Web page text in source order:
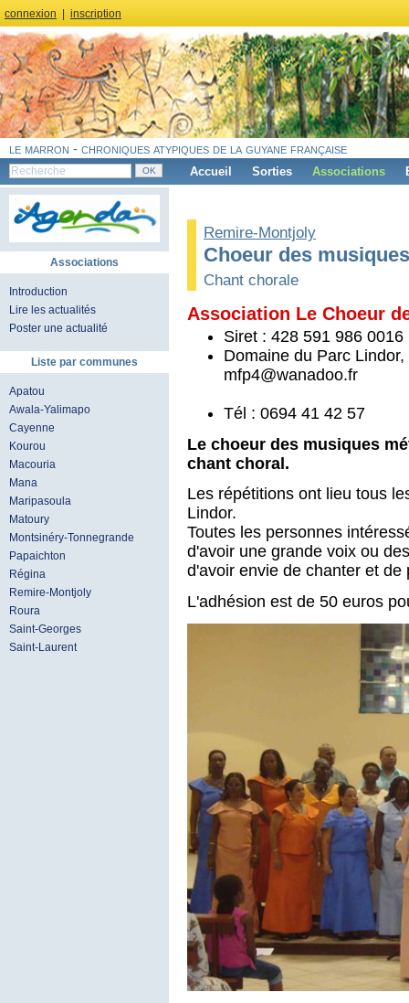
connexion inscription
le marron - chroniques atypiques de la guyane française
Accueil Sorties Associations
Associations
Introduction
Lire les actualités
Poster une actualité
Liste par communes
Apatou
Awala-Yalimapo
Cayenne
Kourou
Macouria
Mana
Maripasoula
Matoury
Montsinéry-Tonnegrande
Papaichton
Régina
Remire-Montjoly
Roura
Saint-Georges
Saint-Laurent
Remire-Montjoly
Choeur des
Chant chorale
Association Le Choeur
Siret : 428 591 986 0016
Domaine du Parc
mfp4@wanadoo.fr
Tél : 0694 41 42 57
Le choeur des musiques
chant choral.
Les répétitions ont lieu tous
Lindor.
Toutes les personnes
d'avoir une grande voix ou
d'avoir envie de chanter et de
L'adhésion est de 50 euros